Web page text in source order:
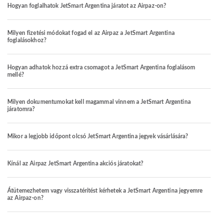
Hogyan foglalhatok JetSmart Argentina járatot az Airpaz-on?
Milyen fizetési módokat fogad el az Airpaz a JetSmart Argentina
foglalásokhoz?
Hogyan adhatok hozzá extra csomagot a JetSmart Argentina foglalásom
mellé?
Milyen dokumentumokat kell magammal vinnem a JetSmart Argentina
járatomra?
Mikor a legjobb időpont olcsó JetSmart Argentina jegyek vásárlására?
Kínál az Airpaz JetSmart Argentina akciós járatokat?
Átütemezhetem vagy visszatérítést kérhetek a JetSmart Argentina jegyemre
az Airpaz-on?